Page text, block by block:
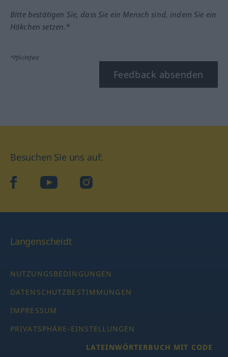
Bitte bestätigen Sie, dass Sie ein Mensch sind, indem Sie ein
Häkchen setzen.*
*Pflichtfeld
Feedback absenden
Besuchen Sie uns auf:
facebookYouTube Instagram
Langenscheidt
NUTZUNGSBEDINGUNGEN
DATENSCHUTZBESTIMMUNGEN
IMPRESSUM
PRIVATSPHÄRE-EINSTELLUNGEN
LATEINWÖRTERBUCH MIT CODE